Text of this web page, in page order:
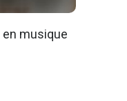
musique